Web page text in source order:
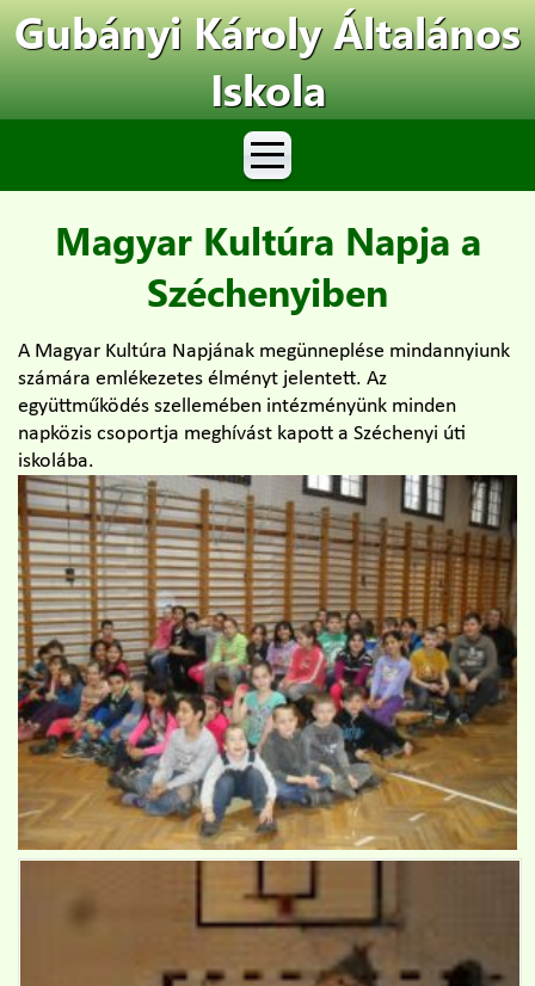
Gubányi Károly Általános
Iskola
Magyar Kultúra Napja a
Széchenyiben
A Magyar Kultúra Napjának megünneplése mindannyiunk
számára emlékezetes élményt jelentett. Az
együttműködés szellemében intézményünk minden
napközis csoportja meghívást kapott a Széchenyi úti
iskolába.